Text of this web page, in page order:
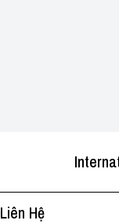
Liên Hệ